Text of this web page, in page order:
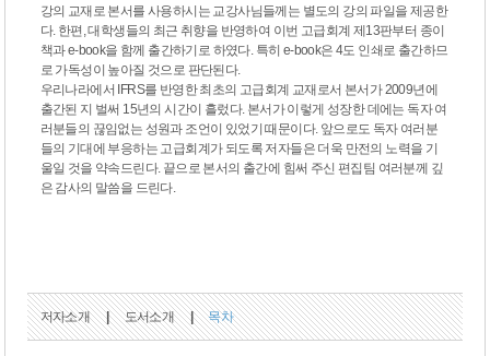
강의 교재로 본서를 사용하시는 교강사님들께는 별도의 강의 파일을 제공한
다. 한편, 대학생들의 최근 취향을 반영하여 이번 고급회계 제13판부터 종이
책과 e-book을 함께 출간하기로 하였다. 특히 e-book은 4도 인쇄로 출간하므
로 가독성이 높아질 것으로 판단된다.
우리나라에서 IFRS를 반영한 최초의 고급회계 교재로서 본서가 2009년에
출간된 지 벌써 15년의 시간이 흘렀다. 본서가 이렇게 성장한 데에는 독자 여
러분들의 끊임없는 성원과 조언이 있었기 때문이다. 앞으로도 독자 여러분
들의 기대에 부응하는 고급회계가 되도록 저자들은 더욱 만전의 노력을 기
울일 것을 약속드린다. 끝으로 본서의 출간에 힘써 주신 편집팀 여러분께 깊
은 감사의 말씀을 드린다.
저자소개 | 도서소개 | 목차